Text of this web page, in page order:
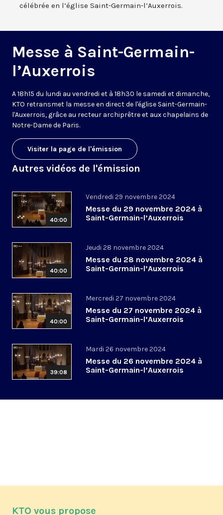
célébrée en l’église Saint-Germain-l’Auxerrois.
Messe à Saint-Germain-
l’Auxerrois
A 18h15 du lundi au vendredi et à 18h30 le samedi et dimanche,
KTO retransmet la messe en direct de l'église Saint-Germain-
l'Auxerrois, grâce au recteur archiprêtre et aux chapelains de
Notre-Dame de Paris.
Visiter la page de l'émission
Autres vidéos de l'émission
40:00
Vendredi 29 novembre 2024
Messe du 29 novembre 2024 à
Saint-Germain-l’Auxerrois
40:00
Jeudi 28 novembre 2024
Messe du 28 novembre 2024 à
Saint-Germain-l’Auxerrois
40:00
Mercredi 27 novembre 2024
Messe du 27 novembre 2024 à
Saint-Germain-l’Auxerrois
39:08
Mardi 26 novembre 2024
Messe du 26 novembre 2024 à
Saint-Germain-l’Auxerrois
KTO vous propose